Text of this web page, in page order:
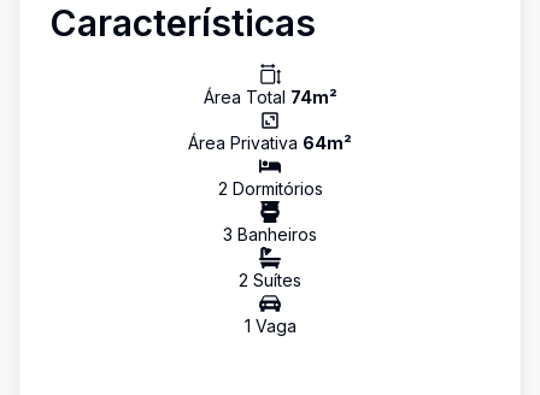
Características
Área Total 74m²
Área Privativa 64m²
2 Dormitórios
3 Banheiros
2 Suítes
1 Vaga